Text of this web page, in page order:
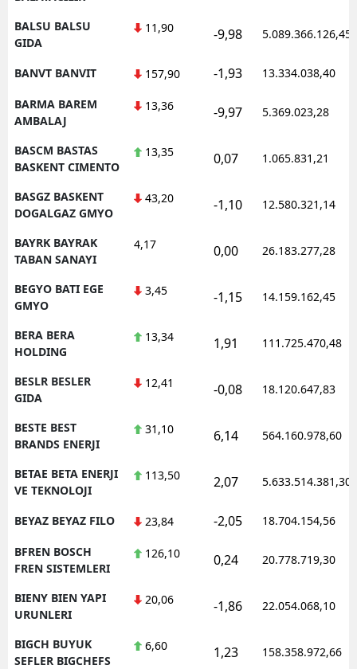
BALSU BALSU
GIDA
11,90 -9,98 5.089.366.126,45
BANVT BANVIT 157,90 -1,93 13.334.038,40
BARMA BAREM
AMBALAJ
13,36 -9,97 5.369.023,28
BASCM BASTAS
BASKENT CIMENTO
13,35 0,07 1.065.831,21
BASGZ BASKENT
DOGALGAZ GMYO
43,20 -1,10 12.580.321,14
BAYRK BAYRAK
TABAN SANAYI
4,17 0,00 26.183.277,28
BEGYO BATI EGE
GMYO
3,45 -1,15 14.159.162,45
BERA BERA
HOLDING
13,34 1,91 111.725.470,48
BESLR BESLER
GIDA
12,41 -0,08 18.120.647,83
BESTE BEST
BRANDS ENERJI
31,10 6,14 564.160.978,60
BETAE BETA ENERJI
VE TEKNOLOJI
113,50 2,07 5.633.514.381,30
BEYAZ BEYAZ FILO 23,84 -2,05 18.704.154,56
BFREN BOSCH
FREN SISTEMLERI
126,10 0,24 20.778.719,30
BIENY BIEN YAPI
URUNLERI
20,06 -1,86 22.054.068,10
BIGCH BUYUK
SEFLER BIGCHEFS
6,60 1,23 158.358.972,66